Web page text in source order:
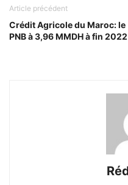
Article précédent
Crédit Agricole du Maroc: le
PNB à 3,96 MMDH à fin 2022